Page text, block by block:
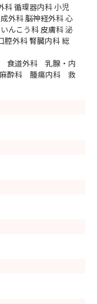
科 循環器内科 小児
外科 脳神経外科 心
んこう科 皮膚科 泌
腔外科 腎臓内科 総
食道外科 乳腺・内
酔科 腫瘍内科 救